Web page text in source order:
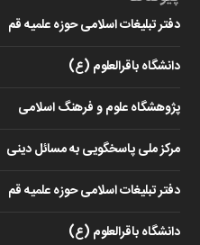
دفتر تبلیغات اسلامی حوزه علمیه قم
دانشگاه باقرالعلوم (ع)
پژوهشگاه علوم و فرهنگ اسلامی
مرکز ملی پاسخگویی به مسائل دینی
دفتر تبلیغات اسلامی حوزه علمیه قم
دانشگاه باقرالعلوم (ع)